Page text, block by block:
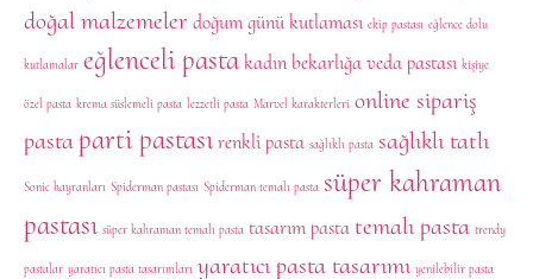
doğal malzemeler doğum günü kutlaması ekip pastası eğlence dolu
kutlamalar eğlenceli pasta kadın bekarlığa veda pastası kişiye
özel pasta krema süslemeli pasta lezzetli pasta Marvel karakterleri online sipariş
pastaparti pastası renkli pasta sağlıklı pasta sağlıklı tatlı
Sonic hayranları Spiderman pastası Spiderman temalı pasta süper kahraman
pastası süper kahraman temalı pasta tasarım pasta temalı pasta trendy
pastalar yaratıcı pasta tasarımları yaratıcı pasta tasarımı yenilebilir pasta